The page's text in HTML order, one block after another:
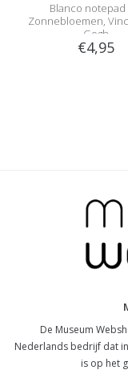
Blanco notepad
Zonnebloemen,
Gogh
€4,95
De Museum
Nederlands bedrijf dat
is op het